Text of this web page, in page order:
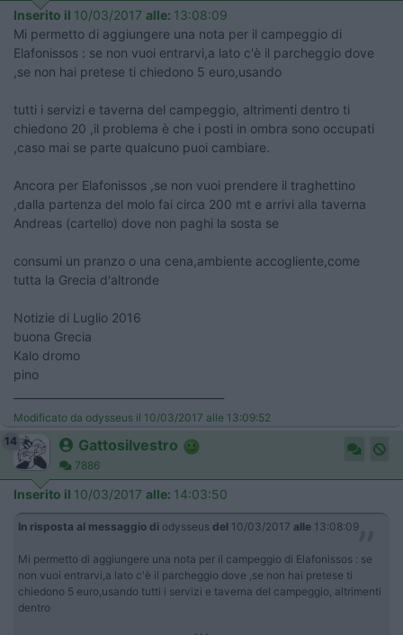
Inserito il 10/03/2017 alle: 13:08:09
Mi permetto di aggiungere una nota per il campeggio di
Elafonissos : se non vuoi entrarvi,a lato c'è il parcheggio dove
,se non hai pretese ti chiedono 5 euro,usando
tutti i servizi e taverna del campeggio, altrimenti dentro ti
chiedono 20 ,il problema è che i posti in ombra sono occupati
,caso mai se parte qualcuno puoi cambiare.
Ancora per Elafonissos ,se non vuoi prendere il traghettino
,dalla partenza del molo fai circa 200 mt e arrivi alla taverna
Andreas (cartello) dove non paghi la sosta se
consumi un pranzo o una cena,ambiente accogliente,come
tutta la Grecia d'altronde
Notizie di Luglio 2016
buona Grecia
Kalo dromo
pino
Modificato da odysseus il 10/03/2017 alle 13:09:52
14
Gattosilvestro
7886
Inserito il 10/03/2017 alle: 14:03:50
In risposta al messaggio di odysseus del 10/03/2017 alle 13:08:09
Mi permetto di aggiungere una nota per il campeggio di Elafonissos : se
non vuoi entrarvi,a lato c'è il parcheggio dove ,se non hai pretese ti
chiedono 5 euro,usando tutti i servizi e taverna del campeggio, altrimenti
dentro
...